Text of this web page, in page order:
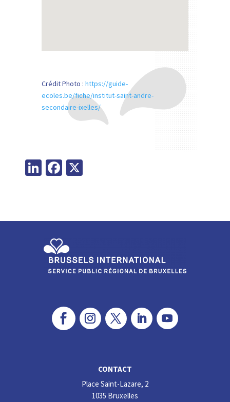
Crédit Photo : https://guide-
ecoles.be/fiche/institut-saint-andre-
secondaire-ixelles/
Li
dI
Fa
o
k
X
CONTACT
Place Saint-Lazare, 2
1035 Bruxelles